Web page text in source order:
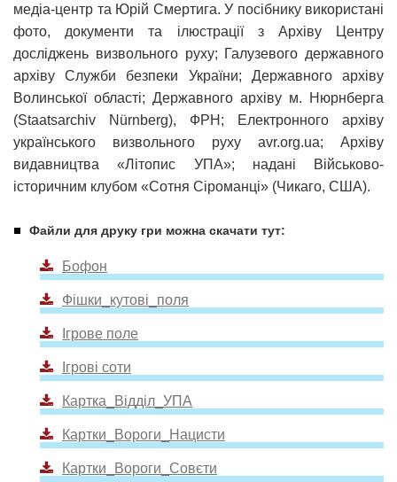
медіа-центр та Юрій Смертига. У посібнику використані
фото, документи та ілюстрації з Архіву Центру
досліджень визвольного руху; Галузевого державного
архіву Служби безпеки України; Державного архіву
Волинської області; Державного архіву м. Нюрнберга
(Staatsarchiv Nürnberg), ФРН; Електронного архіву
українського визвольного руху avr.org.ua; Архіву
видавництва «Літопис УПА»; надані Військово-
історичним клубом «Сотня Сіроманці» (Чикаго, США).
Файли для друку гри можна скачати тут:
Бофон
Фішки_кутові_поля
Ігрове поле
Ігрові соти
Картка_Відділ_УПА
Картки_Вороги_Нацисти
Картки_Вороги_Совєти